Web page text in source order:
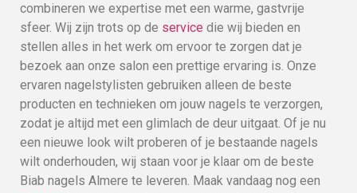
combineren we expertise met een warme, gastvrije
sfeer. Wij zijn trots op de service die wij bieden en
stellen alles in het werk om ervoor te zorgen dat je
bezoek aan onze salon een prettige ervaring is. Onze
ervaren nagelstylisten gebruiken alleen de beste
producten en technieken om jouw nagels te verzorgen,
zodat je altijd met een glimlach de deur uitgaat. Of je nu
een nieuwe look wilt proberen of je bestaande nagels
wilt onderhouden, wij staan voor je klaar om de beste
Biab nagels Almere te leveren. Maak vandaag nog een